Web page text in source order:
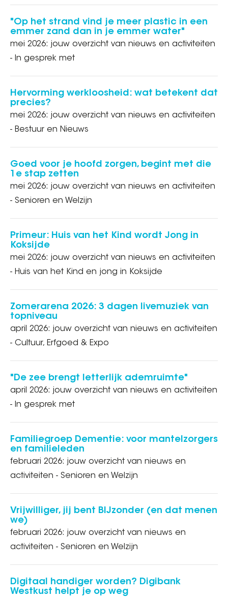
"Op het strand vind je meer plastic in een
emmer zand dan in je emmer water"
mei 2026: jouw overzicht van nieuws en activiteiten
- In gesprek met
Hervorming werkloosheid: wat betekent dat
precies?
mei 2026: jouw overzicht van nieuws en activiteiten
- Bestuur en Nieuws
Goed voor je hoofd zorgen, begint met die
1e stap zetten
mei 2026: jouw overzicht van nieuws en activiteiten
- Senioren en Welzijn
Primeur: Huis van het Kind wordt Jong in
Koksijde
mei 2026: jouw overzicht van nieuws en activiteiten
- Huis van het Kind en jong in Koksijde
Zomerarena 2026: 3 dagen livemuziek van
topniveau
april 2026: jouw overzicht van nieuws en activiteiten
- Cultuur, Erfgoed & Expo
"De zee brengt letterlijk ademruimte"
april 2026: jouw overzicht van nieuws en activiteiten
- In gesprek met
Familiegroep Dementie: voor mantelzorgers
en familieleden
februari 2026: jouw overzicht van nieuws en
activiteiten - Senioren en Welzijn
Vrijwilliger, jij bent BIJzonder (en dat menen
we)
februari 2026: jouw overzicht van nieuws en
activiteiten - Senioren en Welzijn
Digitaal handiger worden? Digibank
Westkust helpt je op weg